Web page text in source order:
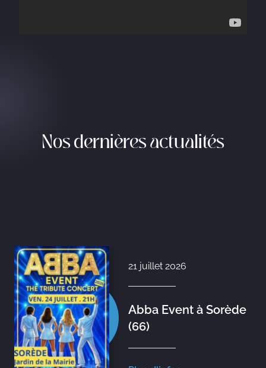
Nos dernières actualités
21 juillet 2026
Abba Event à Sorède
(66)